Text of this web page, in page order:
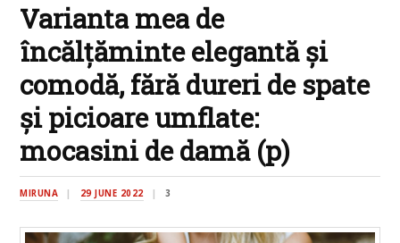
Varianta mea de
încălțăminte elegantă și
comodă, fără dureri de spate
și picioare umflate:
mocasini de damă (p)
MIRUNA 29 JUNE 2022 3